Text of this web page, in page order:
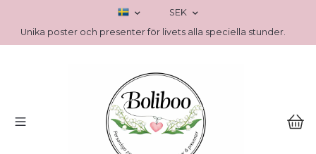
SEK
Unika poster och presenter för livets alla speciella stunder.